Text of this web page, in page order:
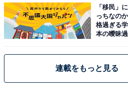
「移民」
っちなの
格過ぎる
本の曖昧
連載をもっと見る